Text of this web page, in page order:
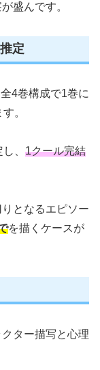
盛んです。
定
4巻構成で1巻に
。
、 1クール完結
となるエピソー
を描くケースが
ター描写と心理